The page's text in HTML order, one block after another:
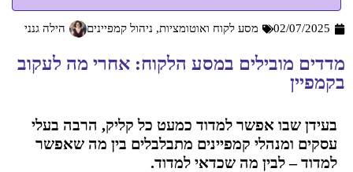
02/07/2025 מסע לקוח ואוטומציות, ניהול קמפיינים הילה גנני
מדדים מובילים במסע הלקוח: אחרי מה לעקוב
בקמפיין
בעידן שבו אפשר למדוד כמעט כל קליק, הרבה בעלי
עסקים ומנהלי קמפיינים מתבלבלים בין מה שאפשר
למדוד – לבין מה שכדאי למדוד.